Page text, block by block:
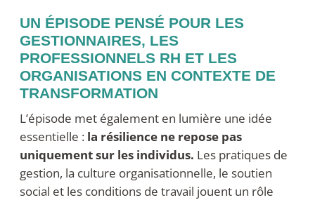
UN ÉPISODE PENSÉ POUR LES
GESTIONNAIRES, LES
PROFESSIONNELS RH ET LES
ORGANISATIONS EN CONTEXTE DE
TRANSFORMATION
L’épisode met également en lumière une idée
essentielle : la résilience ne repose pas
uniquement sur les individus. Les pratiques de
gestion, la culture organisationnelle, le soutien
social et les conditions de travail jouent un rôle